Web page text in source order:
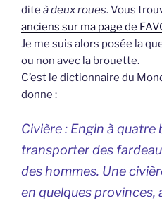
dite à deux roues. Vous
anciens sur ma page de
Je me suis alors posée la
ou non avec la brouette.
C’est le dictionnaire du
donne :
Civière : Engin à quatre
transporter des
des hommes. Une
en quelques provinces,